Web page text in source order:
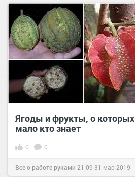
Ягоды и фрукты, о которых
мало кто знает
0 0
Все о работе руками 21:09 31 мар 2019